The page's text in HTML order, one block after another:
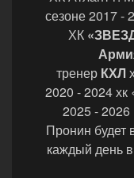
сезоне 2017 -
ХК
тренер КХЛ
2020 - 2024 хк
2025 - 2026
Пронин будет
каждый день в